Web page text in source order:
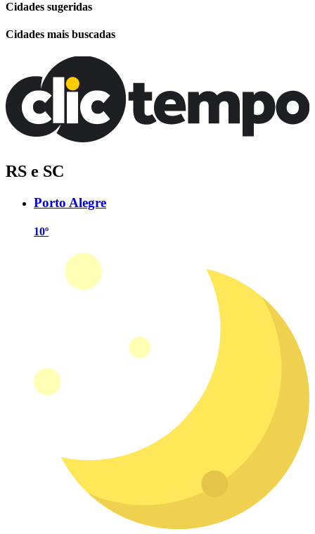
Cidades sugeridas
Cidades mais buscadas
RS e SC
Porto Alegre
10º